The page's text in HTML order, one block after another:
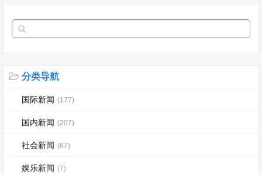
分类导航
国际新闻 (177)
国内新闻 (207)
社会新闻 (67)
娱乐新闻 (7)